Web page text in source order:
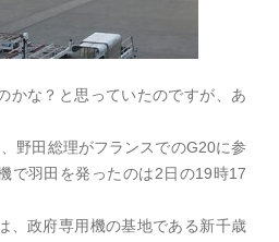
かな？と思っていたのですが、あ
野田総理がフランスでのG20に参
で羽田を発ったのは2日の19時17
、政府専用機の基地である新千歳